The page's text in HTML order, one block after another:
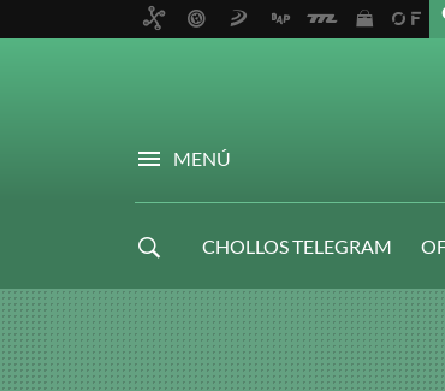
MENÚ
CHOLLOS TELEGRAM